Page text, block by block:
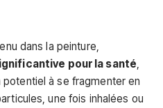
dans la peinture,
pour la santé
à se fragmenter en
une fois inhalées ou